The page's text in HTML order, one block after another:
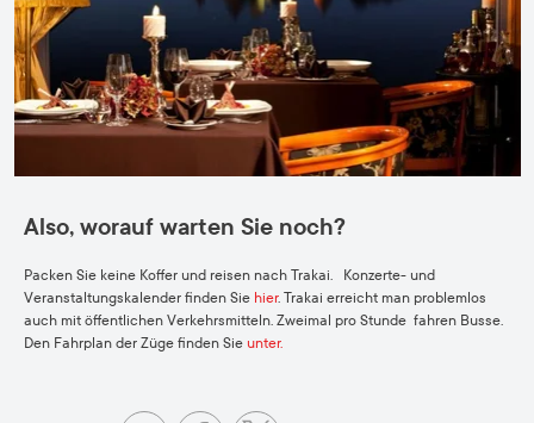
Also, worauf warten Sie noch?
Packen Sie keine Koffer und reisen nach Trakai. Konzerte- und
Veranstaltungskalender finden Sie hier. Trakai erreicht man problemlos
auch mit öffentlichen Verkehrsmitteln. Zweimal pro Stunde fahren Busse.
Den Fahrplan der Züge finden Sie unter.